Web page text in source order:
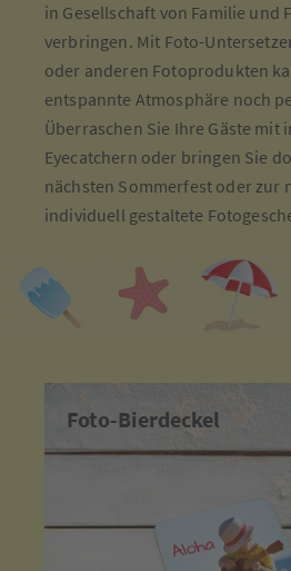
in Gesellschaft von Familie und
verbringen. Mit Foto-
oder anderen Fotoprodukten
entspannte Atmosphäre noch
Überraschen Sie Ihre Gäste mit
Eyecatchern oder bringen Sie
nächsten Sommerfest oder zur
individuell gestaltete
Foto-Bierdeckel